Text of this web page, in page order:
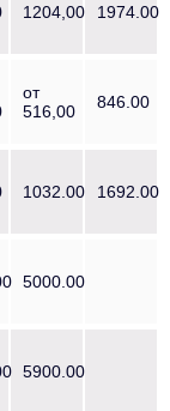
1204,00 1974.00
от
516,00
846.00
1032.00 1692.00
5000.00
5900.00